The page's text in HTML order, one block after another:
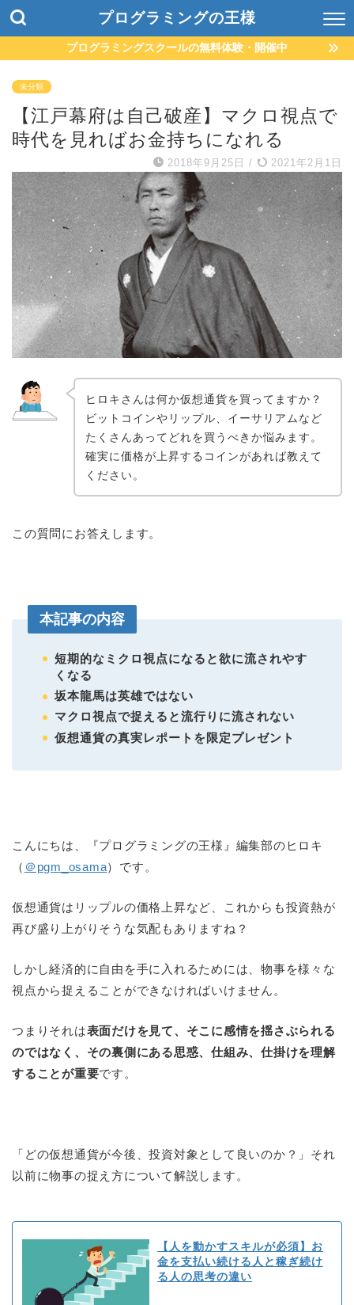
プログラミングの王様
プログラミングスクールの無料体験・開催中
未分類
【江戸幕府は自己破産】マクロ視点で
時代を見ればお金持ちになれる
2018年9月25日 / 2021年2月1日
ヒロキさんは何か仮想通貨を買ってますか？
ビットコインやリップル、イーサリアムなど
たくさんあってどれを買うべきか悩みます。
確実に価格が上昇するコインがあれば教えて
ください。
この質問にお答えします。
本記事の内容
短期的なミクロ視点になると欲に流されやす
くなる
坂本龍馬は英雄ではない
マクロ視点で捉えると流行りに流されない
仮想通貨の真実レポートを限定プレゼント
こんにちは、『プログラミングの王様』編集部のヒロキ
（ ＠pgm_osama）です。
仮想通貨はリップルの価格上昇など、これからも投資熱が
再び盛り上がりそうな気配もありますね？
しかし経済的に自由を手に入れるためには、物事を様々な
視点から捉えることができなければいけません。
つまりそれは表面だけを見て、そこに感情を揺さぶられる
のではなく、その裏側にある思惑、仕組み、仕掛けを理解
することが重要です。
「どの仮想通貨が今後、投資対象として良いのか？」それ
以前に物事の捉え方について解説します。
【人を動かすスキルが必須】お
金を支払い続ける人と稼ぎ続け
る人の思考の違い